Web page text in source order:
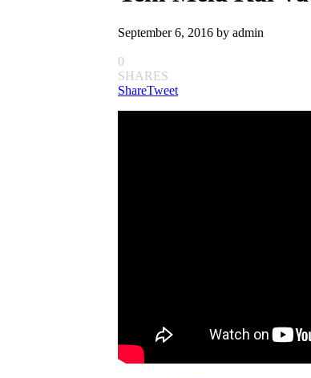
September 6, 2016 by admin
0
SHARES
ShareTweet